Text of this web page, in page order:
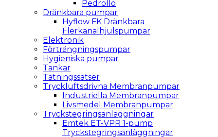
Pedrollo
Dränkbara pumpar
Hyflow FK Dränkbara
Flerkanalhjulspumpar
Elektronik
Förträngningspumpar
Hygieniska pumpar
Tankar
Tätningssatser
Tryckluftsdrivna Membranpumpar
Industriella Membranpumpar
Livsmedel Membranpumpar
Tryckstegringsanläggningar
Emtek ET-VPR 1-pump
Tryckstegringsanläggningar